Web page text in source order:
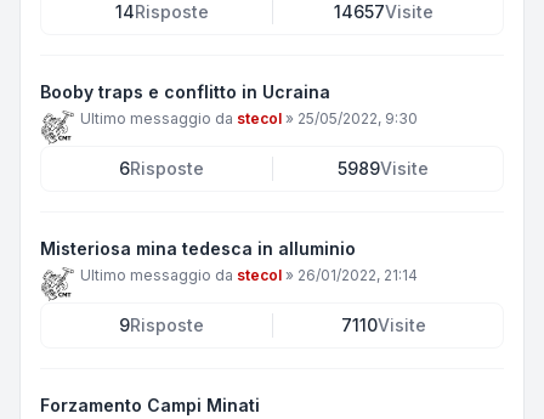
14Risposte 14657Visite
Booby traps e conflitto in Ucraina
Ultimo messaggio da stecol » 25/05/2022, 9:30
6Risposte 5989Visite
Misteriosa mina tedesca in alluminio
Ultimo messaggio da stecol » 26/01/2022, 21:14
9Risposte 7110Visite
Forzamento Campi Minati